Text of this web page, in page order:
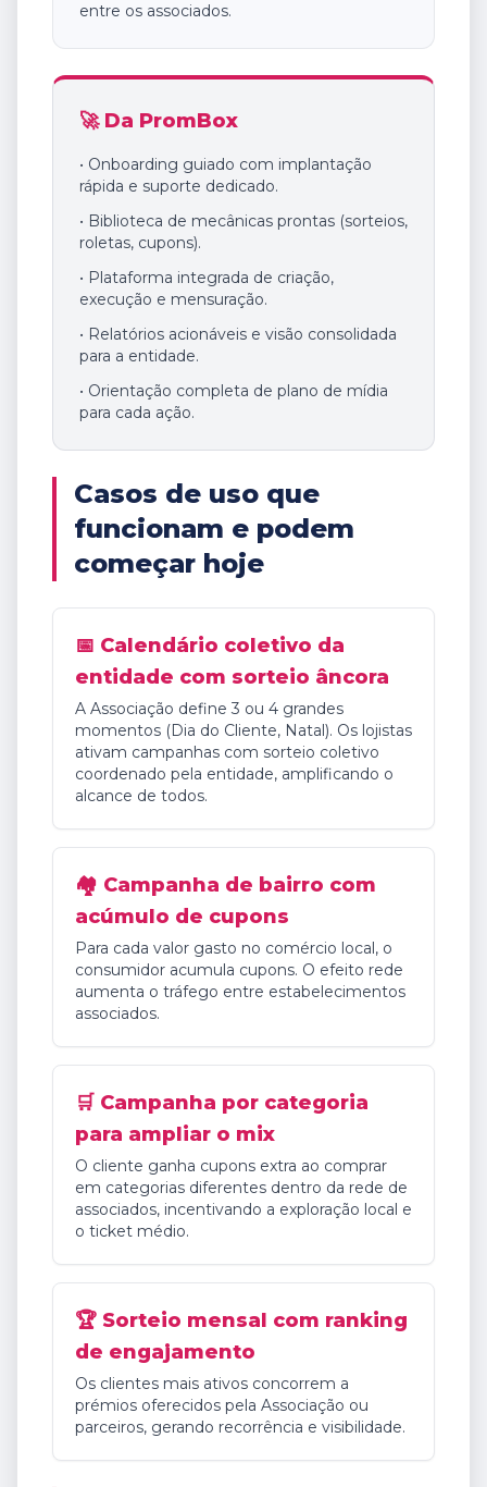
entre os associados.
🚀 Da PromBox
• Onboarding guiado com implantação
rápida e suporte dedicado.
• Biblioteca de mecânicas prontas (sorteios,
roletas, cupons).
• Plataforma integrada de criação,
execução e mensuração.
• Relatórios acionáveis e visão consolidada
para a entidade.
• Orientação completa de plano de mídia
para cada ação.
Casos de uso que
funcionam e podem
começar hoje
📅 Calendário coletivo da
entidade com sorteio âncora
A Associação define 3 ou 4 grandes
momentos (Dia do Cliente, Natal). Os lojistas
ativam campanhas com sorteio coletivo
coordenado pela entidade, amplificando o
alcance de todos.
🏘️ Campanha de bairro com
acúmulo de cupons
Para cada valor gasto no comércio local, o
consumidor acumula cupons. O efeito rede
aumenta o tráfego entre estabelecimentos
associados.
🛒 Campanha por categoria
para ampliar o mix
O cliente ganha cupons extra ao comprar
em categorias diferentes dentro da rede de
associados, incentivando a exploração local e
o ticket médio.
🏆 Sorteio mensal com ranking
de engajamento
Os clientes mais ativos concorrem a
prémios oferecidos pela Associação ou
parceiros, gerando recorrência e visibilidade.